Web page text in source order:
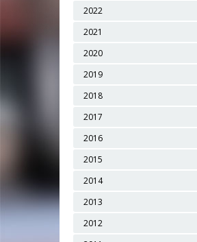
2022
2021
2020
2019
2018
2017
2016
2015
2014
2013
2012